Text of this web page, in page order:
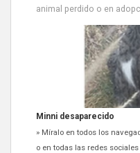
animal perdido o en
Siami Perdida
Se llama Siami,es hembra
oreja,cariñosa,mimosa pero